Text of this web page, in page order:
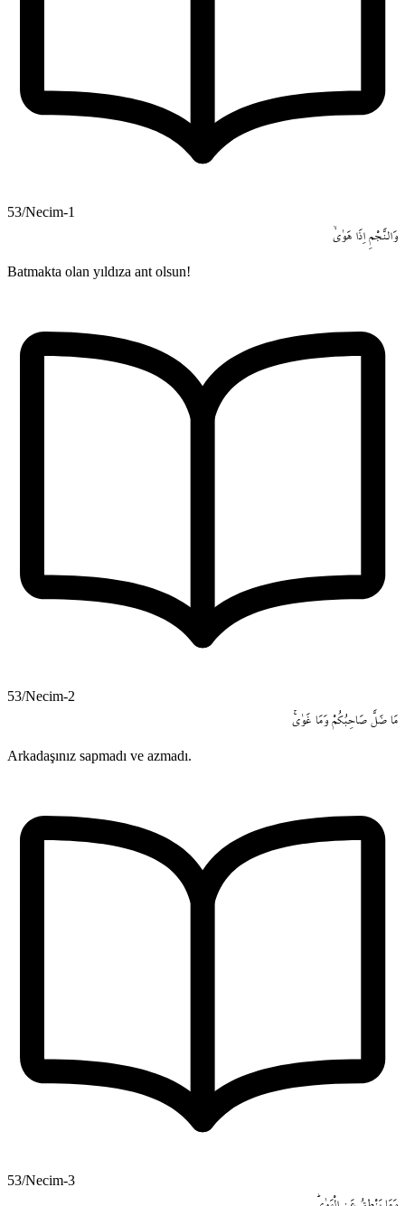
53/Necim-1
وَالنَّجْمِ اِذَا هَوٰىۙ
Batmakta olan yıldıza ant olsun!
53/Necim-2
مَا ضَلَّ صَاحِبُكُمْ وَمَا غَوٰىۚ
Arkadaşınız sapmadı ve azmadı.
53/Necim-3